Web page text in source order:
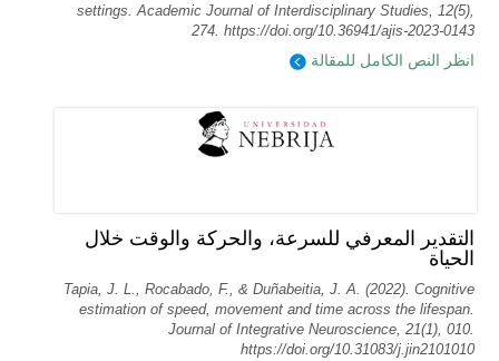
settings. Academic Journal of Interdisciplinary Studies, 12(5),
274. https://doi.org/10.36941/ajis-2023-0143
انظر النص الكامل للمقالة
التقدير المعرفي للسرعة، والحركة والوقت خلال
الحياة
Tapia, J. L., Rocabado, F., & Duñabeitia, J. A. (2022). Cognitive
estimation of speed, movement and time across the lifespan.
Journal of Integrative Neuroscience, 21(1), 010.
https://doi.org/10.31083/j.jin2101010